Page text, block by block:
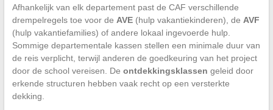
Afhankelijk van elk departement past de CAF verschillende
drempelregels toe voor de AVE(hulp vakantiekinderen), de AVF
(hulp vakantiefamilies) of andere lokaal ingevoerde hulp.
Sommige departementale kassen stellen een minimale duur van
de reis verplicht, terwijl anderen de goedkeuring van het project
door de school vereisen. De ontdekkingsklassen geleid door
erkende structuren hebben vaak recht op een versterkte
dekking.